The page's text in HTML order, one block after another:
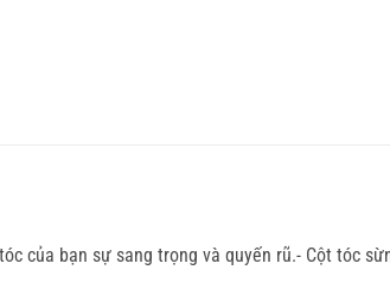
của bạn sự sang trọng và quyến rũ.- Cột tóc